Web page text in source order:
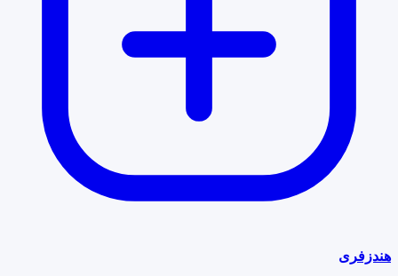
هندزفری